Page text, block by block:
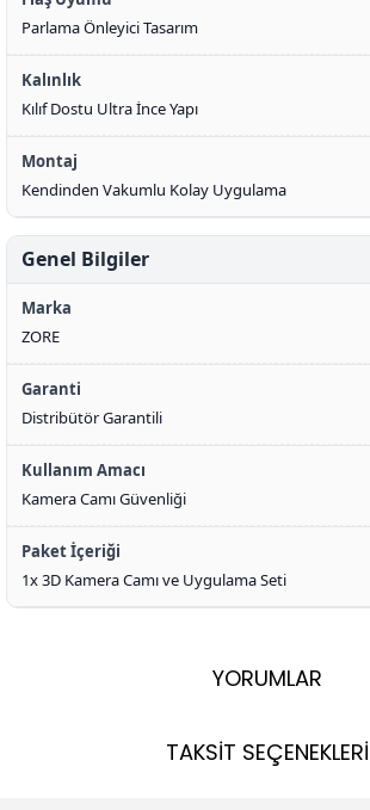
Parlama Önleyici Tasarım
Kalınlık
Kılıf Dostu Ultra İnce Yapı
Montaj
Kendinden Vakumlu Kolay Uygulama
Genel Bilgiler
Marka
ZORE
Garanti
Distribütör Garantili
Kullanım Amacı
Kamera Camı Güvenliği
Paket İçeriği
1x 3D Kamera Camı ve Uygulama Seti
YORUMLAR
TAKSİT SEÇENEKLERİ